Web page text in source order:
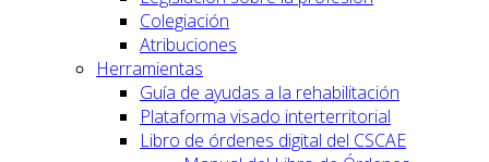
Colegiación
Atribuciones
Herramientas
Guía de ayudas a la rehabilitación
Plataforma visado interterritorial
Libro de órdenes digital del CSCAE